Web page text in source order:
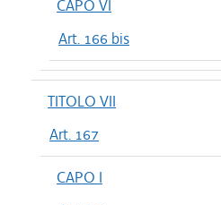
CAPO VI
Art. 166 bis
TITOLO VII
Art. 167
CAPO I